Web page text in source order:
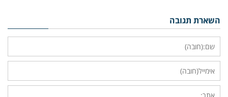
השארת תגובה